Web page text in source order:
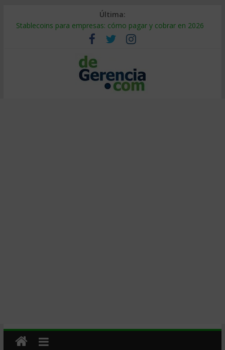
Última:
Stablecoins para empresas: cómo pagar y cobrar en 2026
Despido silencioso: qué es y por qué sale tan caro
IA en selección de personal: cómo auditarla a tiempo
Trabajo forzoso en la cadena de suministro: qué hacer
Mercado hispano de EE. UU.: cómo segmentarlo y venderle